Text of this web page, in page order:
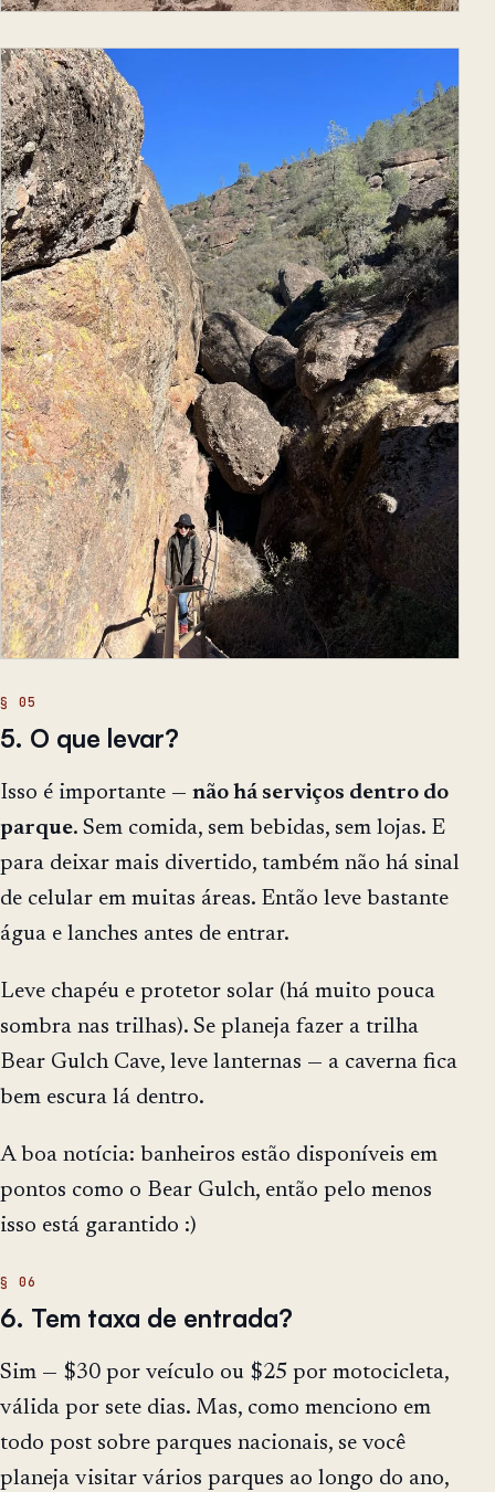
5. O que levar?
Isso é importante — não há serviços dentro do
parque. Sem comida, sem bebidas, sem lojas. E
para deixar mais divertido, também não há sinal
de celular em muitas áreas. Então leve bastante
água e lanches antes de entrar.
Leve chapéu e protetor solar (há muito pouca
sombra nas trilhas). Se planeja fazer a trilha
Bear Gulch Cave, leve lanternas — a caverna fica
bem escura lá dentro.
A boa notícia: banheiros estão disponíveis em
pontos como o Bear Gulch, então pelo menos
isso está garantido :)
6. Tem taxa de entrada?
Sim — $30 por veículo ou $25 por motocicleta,
válida por sete dias. Mas, como menciono em
todo post sobre parques nacionais, se você
planeja visitar vários parques ao longo do ano,